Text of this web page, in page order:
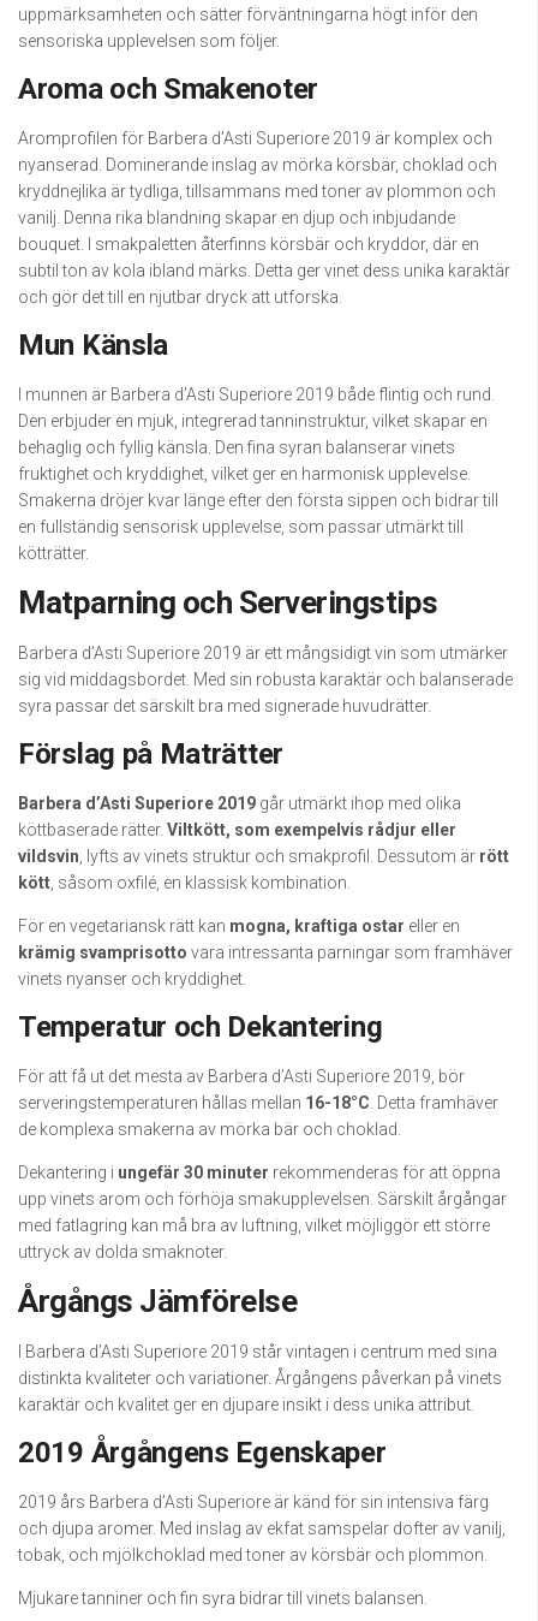
uppmärksamheten och sätter förväntningarna högt inför den
sensoriska upplevelsen som följer.
Aroma och Smakenoter
Aromprofilen för Barbera d’Asti Superiore 2019 är komplex och
nyanserad. Dominerande inslag av mörka körsbär, choklad och
kryddnejlika är tydliga, tillsammans med toner av plommon och
vanilj. Denna rika blandning skapar en djup och inbjudande
bouquet. I smakpaletten återfinns körsbär och kryddor, där en
subtil ton av kola ibland märks. Detta ger vinet dess unika karaktär
och gör det till en njutbar dryck att utforska.
Mun Känsla
I munnen är Barbera d’Asti Superiore 2019 både flintig och rund.
Den erbjuder en mjuk, integrerad tanninstruktur, vilket skapar en
behaglig och fyllig känsla. Den fina syran balanserar vinets
fruktighet och kryddighet, vilket ger en harmonisk upplevelse.
Smakerna dröjer kvar länge efter den första sippen och bidrar till
en fullständig sensorisk upplevelse, som passar utmärkt till
kötträtter.
Matparning och Serveringstips
Barbera d’Asti Superiore 2019 är ett mångsidigt vin som utmärker
sig vid middagsbordet. Med sin robusta karaktär och balanserade
syra passar det särskilt bra med signerade huvudrätter.
Förslag på Maträtter
Barbera d’Asti Superiore 2019 går utmärkt ihop med olika
köttbaserade rätter. Viltkött, som exempelvis rådjur eller
vildsvin, lyfts av vinets struktur och smakprofil. Dessutom är rött
kött, såsom oxfilé, en klassisk kombination.
För en vegetariansk rätt kan mogna, kraftiga ostar eller en
krämig svamprisotto vara intressanta parningar som framhäver
vinets nyanser och kryddighet.
Temperatur och Dekantering
För att få ut det mesta av Barbera d’Asti Superiore 2019, bör
serveringstemperaturen hållas mellan 16-18°C. Detta framhäver
de komplexa smakerna av mörka bär och choklad.
Dekantering i ungefär 30 minuter rekommenderas för att öppna
upp vinets arom och förhöja smakupplevelsen. Särskilt årgångar
med fatlagring kan må bra av luftning, vilket möjliggör ett större
uttryck av dolda smaknoter.
Årgångs Jämförelse
I Barbera d’Asti Superiore 2019 står vintagen i centrum med sina
distinkta kvaliteter och variationer. Årgångens påverkan på vinets
karaktär och kvalitet ger en djupare insikt i dess unika attribut.
2019 Årgångens Egenskaper
2019 års Barbera d’Asti Superiore är känd för sin intensiva färg
och djupa aromer. Med inslag av ekfat samspelar dofter av vanilj,
tobak, och mjölkchoklad med toner av körsbär och plommon.
Mjukare tanniner och fin syra bidrar till vinets balansen.